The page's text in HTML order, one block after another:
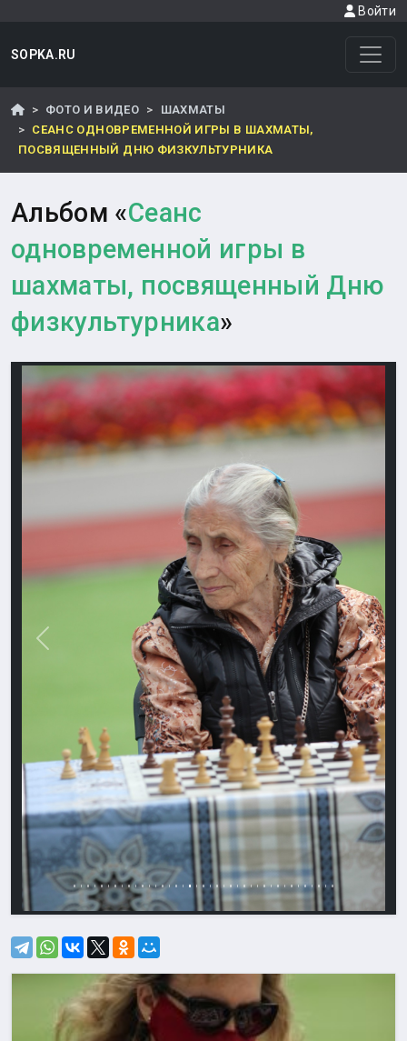
Войти
SOPKA.RU
ФОТО И ВИДЕО
ШАХМАТЫ
СЕАНС ОДНОВРЕМЕННОЙ ИГРЫ В ШАХМАТЫ,
ПОСВЯЩЕННЫЙ ДНЮ ФИЗКУЛЬТУРНИКА
Альбом «Сеанс
одновременной игры в
шахматы, посвященный Дню
физкультурника»
Назад